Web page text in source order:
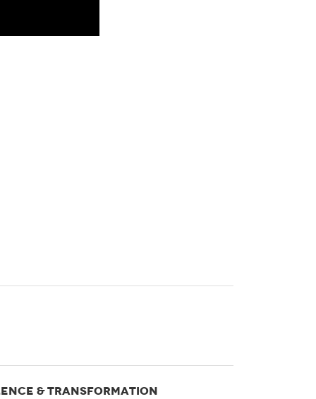
& TRANSFORMATION